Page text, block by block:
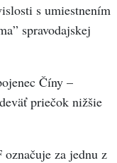
s umiestnením
spravodajskej
Číny –
priečok nižšie
za jednu z